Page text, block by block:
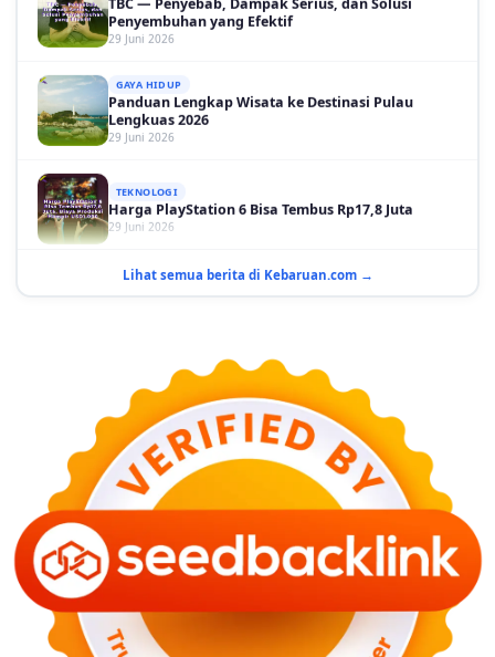
GAYA HIDUP
Lengkuas 2026
29 Juni 2026
29 Juni 2026
Terduga
Bahaya Memakai Softlens untuk Mata yang Jarang
Diketahui
29 Juni 2026
NASIONAL
PLN Kalimantan Lakukan Manajemen Beban
Akibat Gangguan PLTGU
29 Juni 2026
KEUANGAN & INVESTASI
Harga Minyak Dunia Hari Ini Naik, WTI dan Brent
Sama-sama Menguat
GAYA HIDUP
Lihat semua berita di Kebaruan.com →